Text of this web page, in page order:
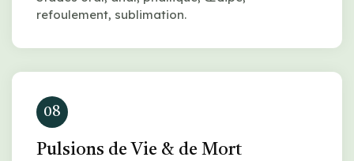
refoulement, sublimation.
08
Pulsions de Vie & de Mort